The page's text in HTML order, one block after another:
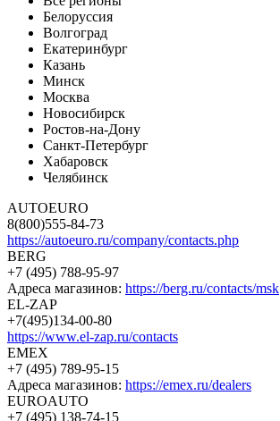
Белоруссия
Волгоград
Екатеринбург
Казань
Минск
Москва
Новосибирск
Ростов-на-Дону
Санкт-Петербург
Хабаровск
Челябинск
AUTOEURO
8(800)555-84-73
https://autoeuro.ru/company/contacts.php
BERG
+7 (495) 788-95-97
Адреса магазинов: https://berg.ru/contacts/msk
EL-ZAP
+7(495)134-00-80
https://www.el-zap.ru/contacts
EMEX
+7 (495) 789-95-15
Адреса магазинов: https://emex.ru/dealers
EUROAUTO
+7 (495) 138-74-15